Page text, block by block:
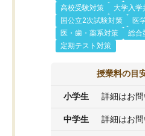
高校受験対策
大学入学
国公立2次試験対策
医
医・歯・薬系対策
総合
定期テスト対策
授業料の目
小学生 詳細はお
中学生 詳細はお